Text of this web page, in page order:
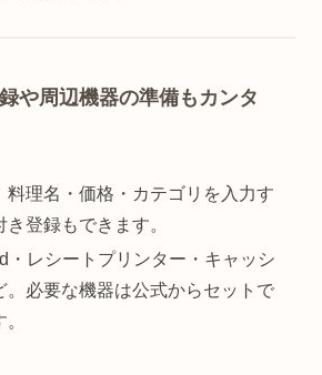
や周辺機器の準備もカンタ
料理名・価格・カテゴリを入力す
登録もできます。
・レシートプリンター・キャッシ
。必要な機器は公式からセットで